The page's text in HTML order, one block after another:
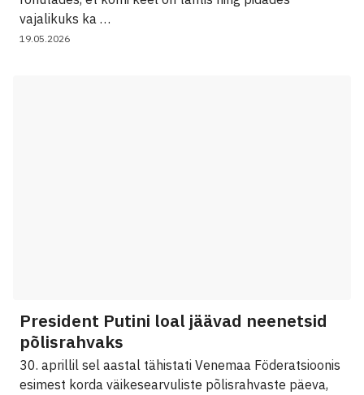
vajalikuks ka …
19.05.2026
President Putini loal jäävad neenetsid
põlisrahvaks
30. aprillil sel aastal tähistati Venemaa Föderatsioonis
esimest korda väikesearvuliste põlisrahvaste päeva,